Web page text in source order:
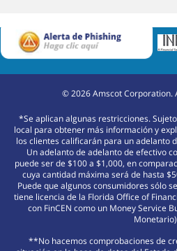
©2026Amscot Corporation.
*Se aplican algunas restricciones.
local para obtener más información y
los clientes calificarán para un adelanto
Un adelanto de adelanto de efectivo
puede ser de $100 a $1,000, en
cuya cantidad máxima será de hasta
Puede que algunos consumidores sólo
tiene licencia de la Florida Office of
con FinCEN como un Money Service
**No hacemos comprobaciones de